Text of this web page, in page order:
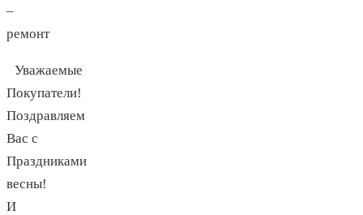
–
ремонт
Уважаемые
Покупатели!
Поздравляем
Вас с
Праздниками
весны!
И